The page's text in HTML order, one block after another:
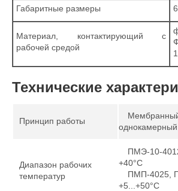
Габаритные размеры
Материал, контактирующий с
рабочей средой
Технические
Принцип работы
однокамерный
Диапазон рабочих
температур
ПМЭ-10-
+40°С
ПМП-4025,
+5...+50°С